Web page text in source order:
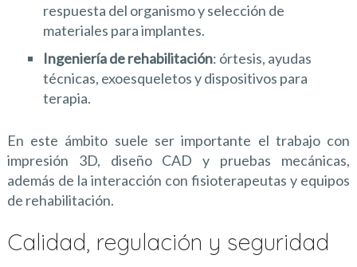
respuesta del organismo y selección de
materiales para implantes.
Ingeniería de rehabilitación: órtesis, ayudas
técnicas, exoesqueletos y dispositivos para
terapia.
En este ámbito suele ser importante el trabajo con
impresión 3D, diseño CAD y pruebas mecánicas,
además de la interacción con fisioterapeutas y equipos
de rehabilitación.
Calidad, regulación y seguridad